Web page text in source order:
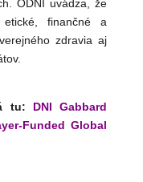
ODNI uvádza, že
finančné a
zdravia aj
tu: DNI Gabbard
Funded Global